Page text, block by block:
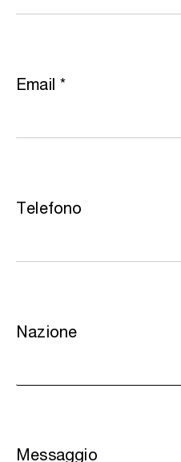
Email *
Telefono
Nazione
Messaggio